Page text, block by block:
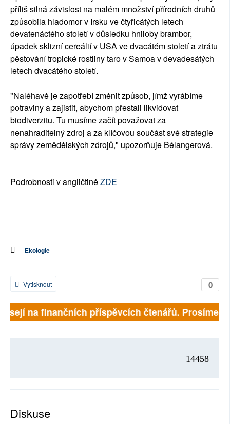
příliš silná závislost na malém množství přírodních druhů
způsobila hladomor v Irsku ve čtyřicátých letech
devatenáctého století v důsledku hniloby brambor,
úpadek sklizní cereálií v USA ve dvacátém století a ztrátu
pěstování tropické rostliny taro v Samoa v devadesátých
letech dvacátého století.
"Naléhavě je zapotřebí změnit způsob, jímž vyrábíme
potraviny a zajistit, abychom přestali likvidovat
biodiverzitu. Tu musíme začít považovat za
nenahraditelný zdroj a za klíčovou součást své strategie
správy zemědělských zdrojů," upozorňuje Bélangerová.
Podrobnosti v angličtiněZDE
Ekologie
0
Vytisknout
na finančních příspěvcích čtenářů. Prosíme,
14458
Diskuse